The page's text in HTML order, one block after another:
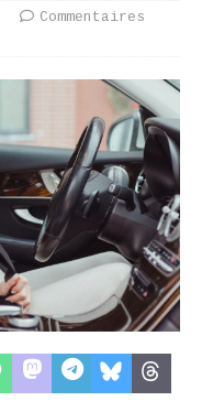
Commentaires